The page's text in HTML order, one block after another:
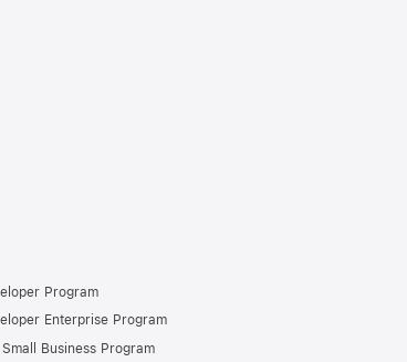
Program
Enterprise Program
Business Program